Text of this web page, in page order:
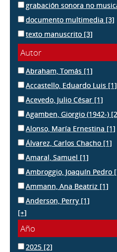
grabación sonora no
documento multimedia [3]
texto manuscrito [3]
Autor
Abraham, Tomás [1]
Accastello, Eduardo Luis [1]
Acevedo, Julio César [1]
Agamben, Giorgio (1942-)
Alonso, María Ernestina [1]
Álvarez, Carlos Chacho [1]
Amaral, Samuel [1]
Ambroggio, Joaquín Pedro
Ammann, Ana Beatriz [1]
Anderson, Perry [1]
[+]
Año
2025 [2]